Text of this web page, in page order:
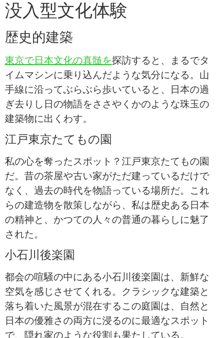
没入型文化体験
歴史的建築
東京で日本文化の真髄を探訪すると、まるでタ
イムマシンに乗り込んだような気分になる。山
手線に沿ってぶらぶら歩いていると、日本の過
ぎ去りし日の物語をささやくかのような珠玉の
建築物に出くわす。
江戸東京たてもの園
私の心を奪ったスポット？江戸東京たてもの園
だ。昔の茶屋や古い家がただ建っているだけで
なく、過去の時代を物語っている場所だ。これ
らの建造物を散策しながら、私は歴史ある日本
の精神と、かつての人々の普通の暮らしに魅了
された。
小石川後楽園
都会の喧騒の中にある小石川後楽園は、新鮮な
空気を感じさせてくれる。クラシックな建築と
落ち着いた風景が混在するこの庭園は、自然と
日本の優雅さの両方に浸るのに最適なスポット
で、隠れ家のような役割も果たしている。